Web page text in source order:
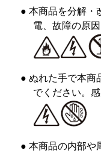
● 本商品を分解・
電、故障の原因
● ぬれた手で本商
でください。
● 本商品の内部や